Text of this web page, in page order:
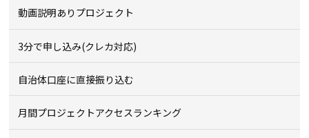
動画説明ありプロジェクト
3分で申し込み(クレカ対応)
自治体口座に直接振り込む
月間プロジェクトアクセスランキング